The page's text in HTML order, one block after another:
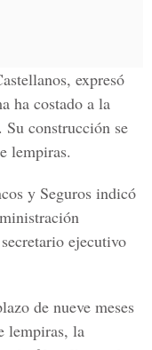
expresó
ha costado a la
construcción se
lempiras.
y Seguros indicó
ejecutivo
de nueve meses
lempiras, la